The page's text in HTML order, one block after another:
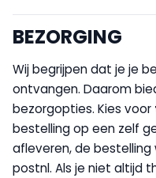
BEZORGING
Wij begrijpen dat je je
ontvangen. Daarom
bezorgopties. Kies voor
bestelling op een zelf
afleveren, de bestelling
postnl. Als je niet altijd